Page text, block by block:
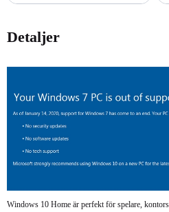
Detaljer
Windows 10 Home är perfekt för spelare,